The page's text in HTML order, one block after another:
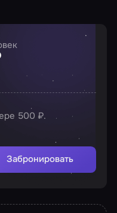
500 ₽.
Забронировать